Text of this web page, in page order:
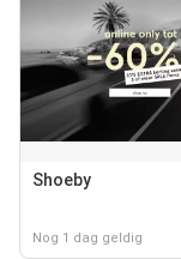
Shoeby
Nog 1 dag geldig